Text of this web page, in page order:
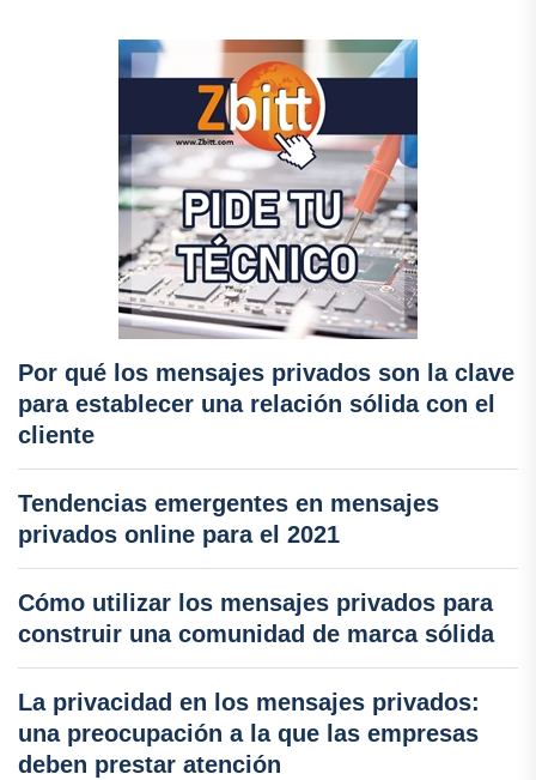
Por qué los mensajes privados son la clave
para establecer una relación sólida con el
cliente
Tendencias emergentes en mensajes
privados online para el 2021
Cómo utilizar los mensajes privados para
construir una comunidad de marca sólida
La privacidad en los mensajes privados:
una preocupación a la que las empresas
deben prestar atención